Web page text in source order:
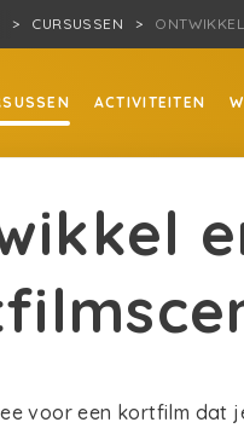
CURSUSSEN
ACTIVITEITEN
voor een kortfilm dat